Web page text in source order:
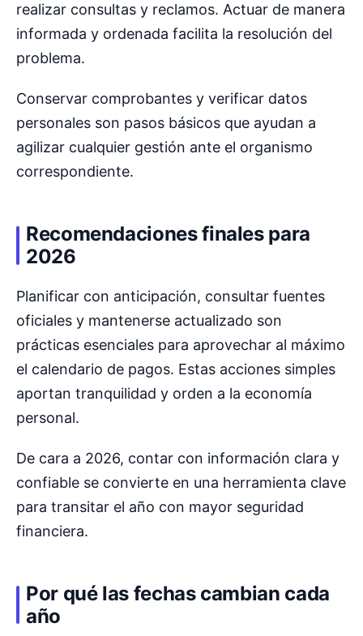
realizar consultas y reclamos. Actuar de manera
informada y ordenada facilita la resolución del
problema.
Conservar comprobantes y verificar datos
personales son pasos básicos que ayudan a
agilizar cualquier gestión ante el organismo
correspondiente.
Recomendaciones finales para
2026
Planificar con anticipación, consultar fuentes
oficiales y mantenerse actualizado son
prácticas esenciales para aprovechar al máximo
el calendario de pagos. Estas acciones simples
aportan tranquilidad y orden a la economía
personal.
De cara a 2026, contar con información clara y
confiable se convierte en una herramienta clave
para transitar el año con mayor seguridad
financiera.
Por qué las fechas cambian cada
año